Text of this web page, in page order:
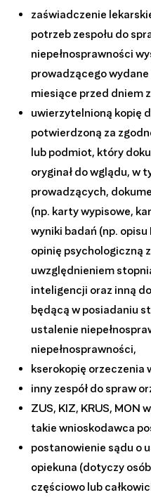
zaświadczenie
potrzeb zespołu do
niepełnosprawności
prowadzącego
miesiące przed dniem
uwierzytelnioną kopię
potwierdzoną za
lub podmiot, który
oryginał do wglądu, w
prowadzących,
(np. karty wypisowe,
wyniki badań (np.
opinię psychologiczną
uwzględnieniem
inteligencji oraz inną
będącą w posiadaniu
ustalenie
niepełnosprawności,
kserokopię orzeczenia
inny zespół do spraw
ZUS, KIZ, KRUS, MON
takie wnioskodawca
postanowienie sądu o
opiekuna (dotyczy
częściowo lub